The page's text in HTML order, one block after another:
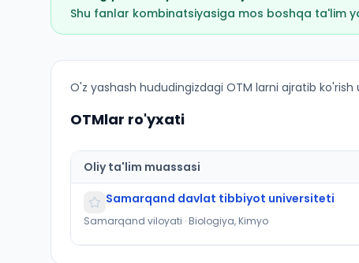
Shu fanlar kombinatsiyasiga mos boshqa ta'lim
Pediatriya ishi (Kattaqoʻrgʻon tumani): OTM
O'z yashash hududingizdagi OTM larni ajratib
OTMlar ro'yxati
Oliy ta'lim muassasi
Samarqand davlat tibbiyot universiteti
Samarqand viloyati · Biologiya, Kimyo